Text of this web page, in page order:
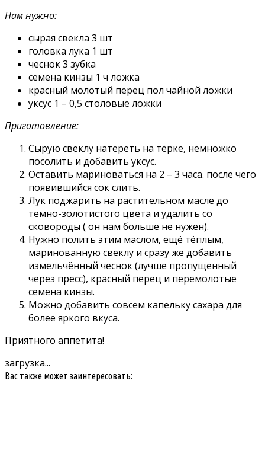
Нам нужно:
сырая свекла 3 шт
головка лука 1 шт
чеснок 3 зубка
семена кинзы 1 ч ложка
красный молотый перец пол чайной ложки
уксус 1 – 0,5 столовые ложки
Приготовление:
Сырую свеклу натереть на тёрке, немножко
посолить и добавить уксус.
Оставить мариноваться на 2 – 3 часа. после чего
появившийся сок слить.
Лук поджарить на растительном масле до
тёмно-золотистого цвета и удалить со
сковороды ( он нам больше не нужен).
Нужно полить этим маслом, ещё тёплым,
маринованную свеклу и сразу же добавить
измельчённый чеснок (лучше пропущенный
через пресс), красный перец и перемолотые
семена кинзы.
Можно добавить совсем капельку сахара для
более яркого вкуса.
Приятного аппетита!
загрузка...
Вас также может заинтересовать: